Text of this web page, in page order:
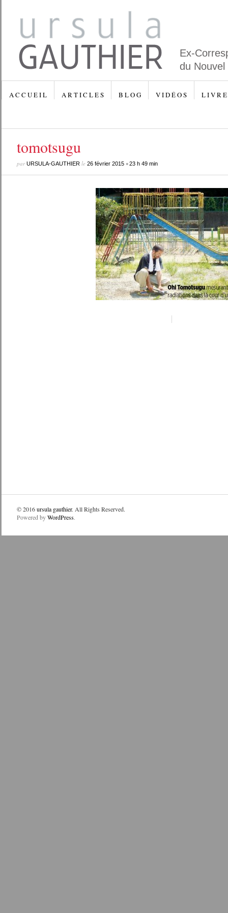
Ex-
du
A C C U E I L A R T I C L E S B L O G V I D É O S L I V R E
tomotsugu
parURSULA-GAUTHIERle 26 février 2015•23 h 49 min
© 2016ursula gauthier. All Rights Reserved.
Powered byWordPress.